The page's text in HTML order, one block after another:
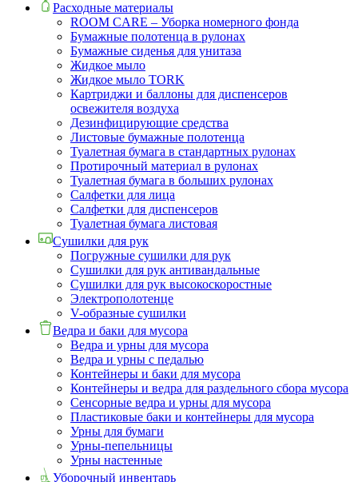
Расходные материалы
ROOM CARE – Уборка номерного фонда
Бумажные полотенца в рулонах
Бумажные сиденья для унитаза
Жидкое мыло
Жидкое мыло TORK
Картриджи и баллоны для диспенсеров
освежителя воздуха
Дезинфицирующие средства
Листовые бумажные полотенца
Туалетная бумага в стандартных рулонах
Протирочный материал в рулонах
Туалетная бумага в больших рулонах
Салфетки для лица
Салфетки для диспенсеров
Туалетная бумага листовая
Сушилки для рук
Погружные сушилки для рук
Сушилки для рук антивандальные
Сушилки для рук высокоскоростные
Электрополотенце
V-образные сушилки
Ведра и баки для мусора
Ведра и урны для мусора
Ведра и урны с педалью
Контейнеры и баки для мусора
Контейнеры и ведра для раздельного сбора мусора
Сенсорные ведра и урны для мусора
Пластиковые баки и контейнеры для мусора
Урны для бумаги
Урны-пепельницы
Урны настенные
Уборочный инвентарь